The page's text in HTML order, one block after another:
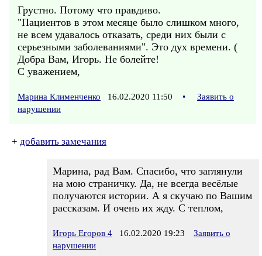
Грустно. Потому что правдиво.
"Пациентов в этом месяце было слишком много,
не всем удавалось отказать, среди них были с
серьезными заболеваниями". Это дух времени. (
Добра Вам, Игорь. Не болейте!
С уважением,
Марина Клименченко 16.02.2020 11:50 •
Заявить о
нарушении
+ добавить замечания
Марина, рад Вам. Спасибо, что заглянули
на мою страничку. Да, не всегда весёлые
получаются истории. А я скучаю по Вашим
рассказам. И очень их жду. С теплом,
Игорь Егоров 4 16.02.2020 19:23
Заявить о
нарушении